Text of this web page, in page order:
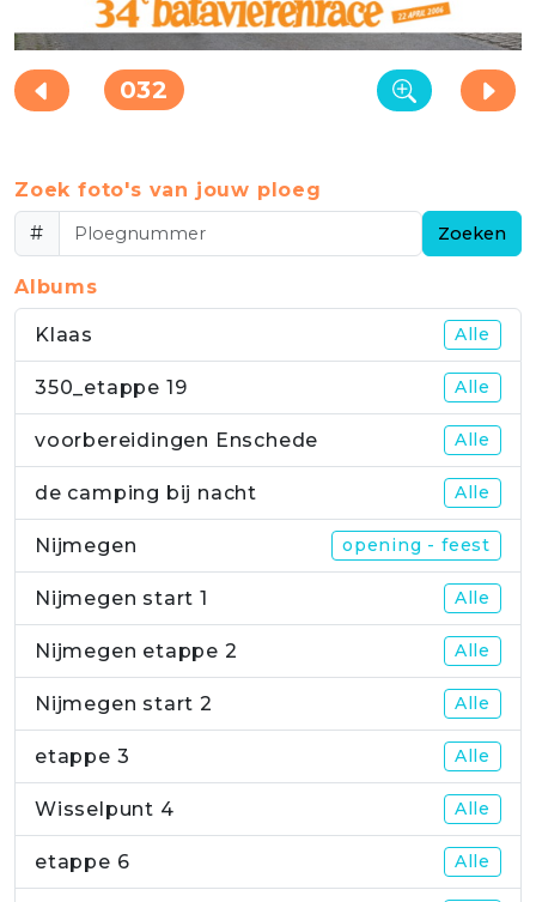
032
Zoek foto's van jouw ploeg
#
Zoeken
Albums
Klaas Alle
350_etappe 19 Alle
voorbereidingen Enschede Alle
de camping bij nacht Alle
Nijmegen opening - feest
Nijmegen start 1 Alle
Nijmegen etappe 2 Alle
Nijmegen start 2 Alle
etappe 3 Alle
Wisselpunt 4 Alle
etappe 6 Alle